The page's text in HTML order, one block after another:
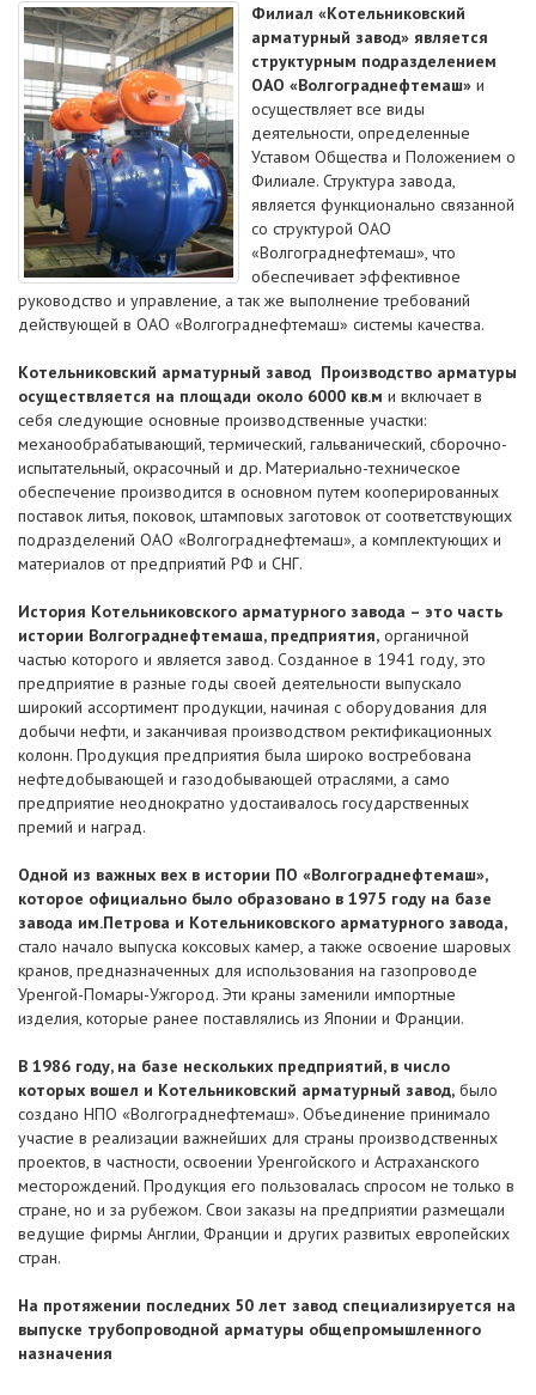
Филиал «Котельниковский
арматурный завод» является
структурным подразделением
ОАО «Волгограднефтемаш» и
осуществляет все виды
деятельности, определенные
Уставом Общества и Положением о
Филиале. Структура завода,
является функционально связанной
со структурой ОАО
«Волгограднефтемаш», что
обеспечивает эффективное
руководство и управление, а так же выполнение требований
действующей в ОАО «Волгограднефтемаш» системы качества.
Котельниковский арматурный завод Производство арматуры
осуществляется на площади около 6000 кв.м и включает в
себя следующие основные производственные участки:
механообрабатывающий, термический, гальванический, сборочно-
испытательный, окрасочный и др. Материально-техническое
обеспечение производится в основном путем кооперированных
поставок литья, поковок, штамповых заготовок от соответствующих
подразделений ОАО «Волгограднефтемаш», а комплектующих и
материалов от предприятий РФ и СНГ.
История Котельниковского арматурного завода – это часть
истории Волгограднефтемаша, предприятия, органичной
частью которого и является завод. Созданное в 1941 году, это
предприятие в разные годы своей деятельности выпускало
широкий ассортимент продукции, начиная с оборудования для
добычи нефти, и заканчивая производством ректификационных
колонн. Продукция предприятия была широко востребована
нефтедобывающей и газодобывающей отраслями, а само
предприятие неоднократно удостаивалось государственных
премий и наград.
Одной из важных вех в истории ПО «Волгограднефтемаш»,
которое официально было образовано в 1975 году на базе
завода им.Петрова и Котельниковского арматурного завода,
стало начало выпуска коксовых камер, а также освоение шаровых
кранов, предназначенных для использования на газопроводе
Уренгой-Помары-Ужгород. Эти краны заменили импортные
изделия, которые ранее поставлялись из Японии и Франции.
В 1986 году, на базе нескольких предприятий, в число
которых вошел и Котельниковский арматурный завод, было
создано НПО «Волгограднефтемаш». Объединение принимало
участие в реализации важнейших для страны производственных
проектов, в частности, освоении Уренгойского и Астраханского
месторождений. Продукция его пользовалась спросом не только в
стране, но и за рубежом. Свои заказы на предприятии размещали
ведущие фирмы Англии, Франции и других развитых европейских
стран.
На протяжении последних 50 лет завод специализируется на
выпуске трубопроводной арматуры общепромышленного
назначения